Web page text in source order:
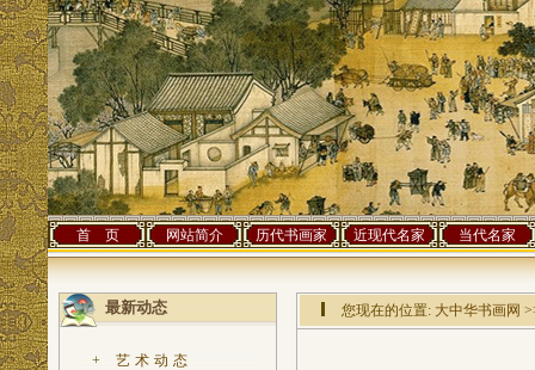
首 页 网站简介 历代书画家 近现代名家 当代名家
最新动态
+ 艺术动态
您现在的位置: 大中华书画网